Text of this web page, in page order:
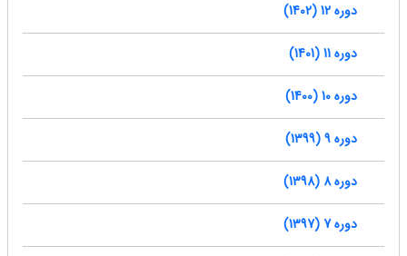
دوره 12 (1402)
دوره 11 (1401)
دوره 10 (1400)
دوره 9 (1399)
دوره 8 (1398)
دوره 7 (1397)